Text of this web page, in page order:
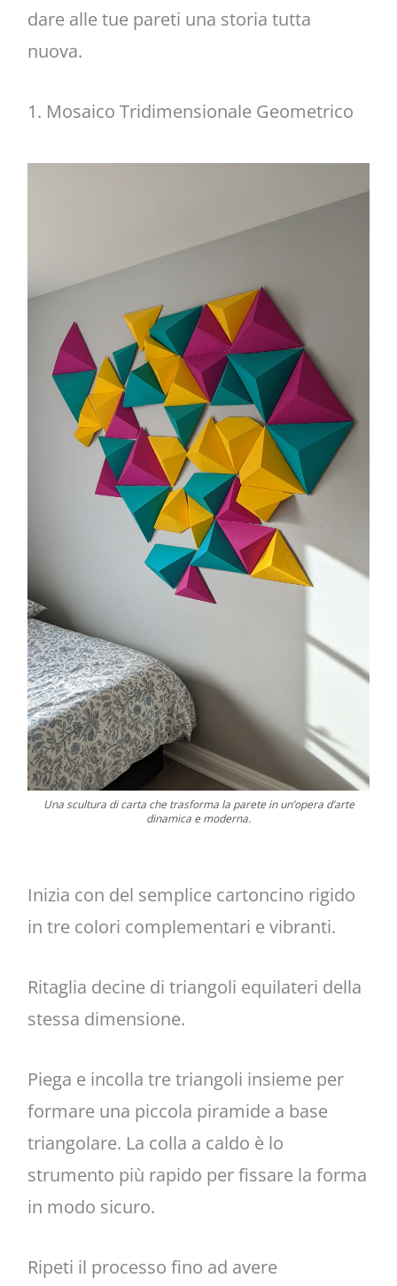
dare alle tue pareti una storia tutta
nuova.
1. Mosaico Tridimensionale Geometrico
Una scultura di carta che trasforma la parete in un’opera d’arte
dinamica e moderna.
Inizia con del semplice cartoncino rigido
in tre colori complementari e vibranti.
Ritaglia decine di triangoli equilateri della
stessa dimensione.
Piega e incolla tre triangoli insieme per
formare una piccola piramide a base
triangolare. La colla a caldo è lo
strumento più rapido per fissare la forma
in modo sicuro.
Ripeti il processo fino ad avere